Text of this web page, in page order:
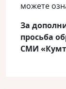
можете
За
просьба
СМИ